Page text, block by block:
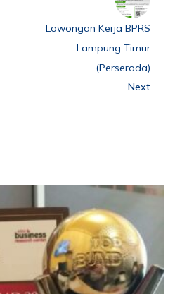
Lowongan Kerja BPRS
Lampung Timur
(Perseroda)
Next